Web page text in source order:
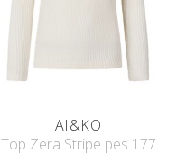
AI&KO
Top Zera Stripe pes 177